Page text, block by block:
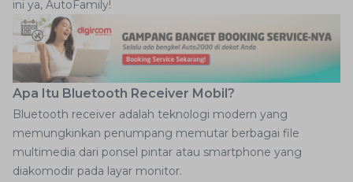
ini ya, AutoFamily!
Apa Itu Bluetooth Receiver Mobil?
Bluetooth receiver adalah teknologi modern yang
memungkinkan penumpang memutar berbagai file
multimedia dari ponsel pintar atau smartphone yang
diakomodir pada layar monitor.